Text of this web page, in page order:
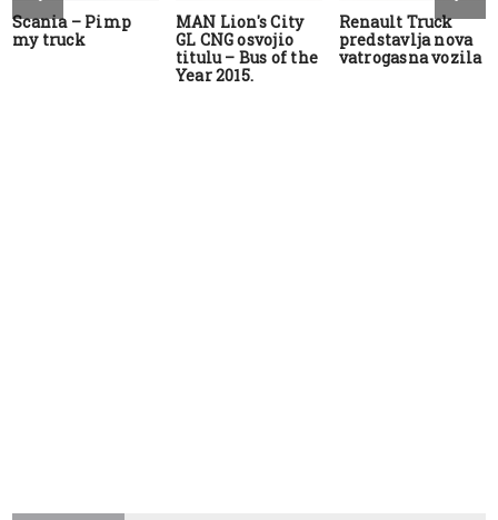
Scania – Pimp
my truck
MAN Lion's City
GL CNG osvojio
titulu – Bus of the
Year 2015.
Renault Truck
predstavlja nova
vatrogasna vozila